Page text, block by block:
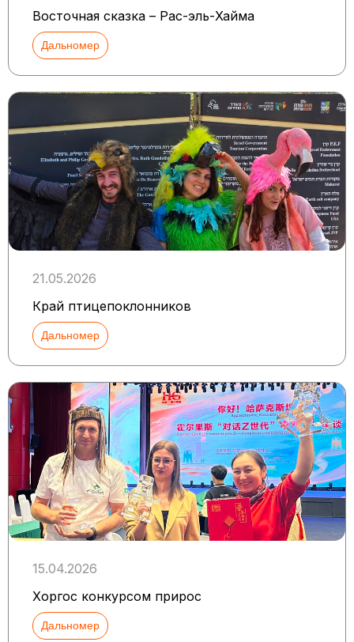
Восточная сказка – Рас-эль-Хайма
Дальномер
21.05.2026
Край птицепоклонников
Дальномер
15.04.2026
Хоргос конкурсом прирос
Дальномер